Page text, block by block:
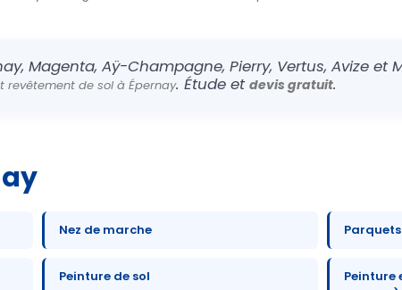
Magenta, Aÿ-Champagne, Pierry, Vertus, Avize
revêtement de sol à Épernay. Étude et devis gratuit.
Nez de marche Parquets
Peinture de sol
Peinture